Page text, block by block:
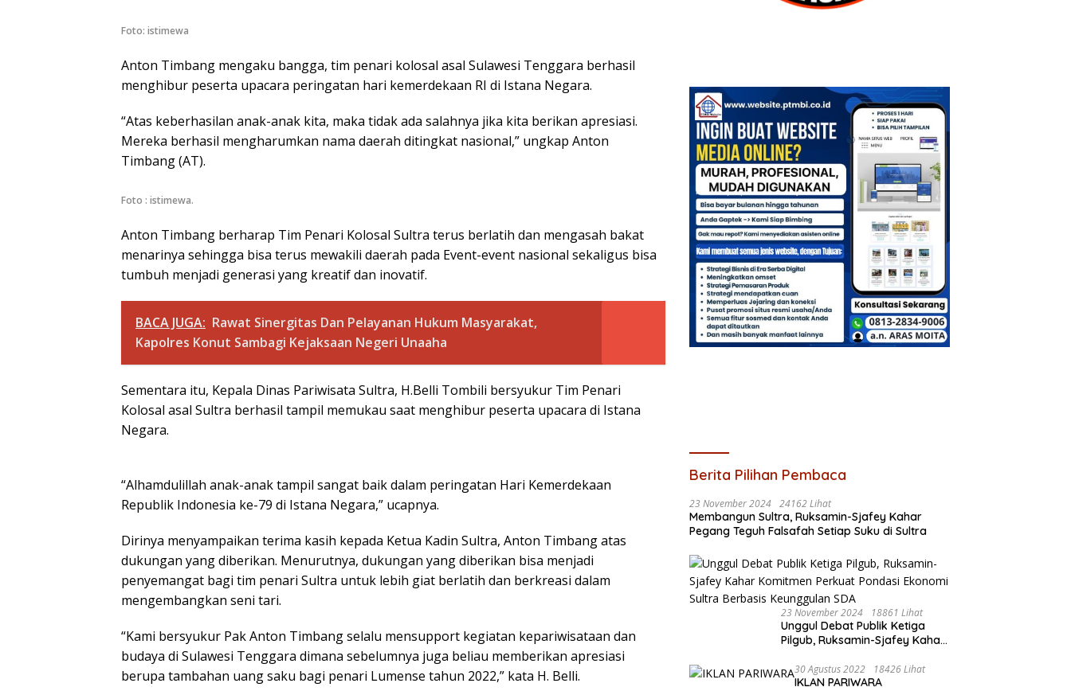
Foto: istimewa
Anton Timbang mengaku bangga, tim penari kolosal asal Sulawesi Tenggara berhasil
menghibur peserta upacara peringatan hari kemerdekaan RI di Istana Negara.
“Atas keberhasilan anak-anak kita, maka tidak ada salahnya jika kita berikan apresiasi.
Mereka berhasil mengharumkan nama daerah ditingkat nasional,” ungkap Anton
Timbang (AT).
Foto : istimewa.
Anton Timbang berharap Tim Penari Kolosal Sultra terus berlatih dan mengasah bakat
menarinya sehingga bisa terus mewakili daerah pada Event-event nasional sekaligus bisa
tumbuh menjadi generasi yang kreatif dan inovatif.
BACA JUGA: Rawat Sinergitas Dan Pelayanan Hukum Masyarakat,
Kapolres Konut Sambagi Kejaksaan Negeri Unaaha
Sementara itu, Kepala Dinas Pariwisata Sultra, H.Belli Tombili bersyukur Tim Penari
Kolosal asal Sultra berhasil tampil memukau saat menghibur peserta upacara di Istana
Negara.
“Alhamdulillah anak-anak tampil sangat baik dalam peringatan Hari Kemerdekaan
Republik Indonesia ke-79 di Istana Negara,” ucapnya.
Dirinya menyampaikan terima kasih kepada Ketua Kadin Sultra, Anton Timbang atas
dukungan yang diberikan. Menurutnya, dukungan yang diberikan bisa menjadi
penyemangat bagi tim penari Sultra untuk lebih giat berlatih dan berkreasi dalam
mengembangkan seni tari.
“Kami bersyukur Pak Anton Timbang selalu mensupport kegiatan kepariwisataan dan
budaya di Sulawesi Tenggara dimana sebelumnya juga beliau memberikan apresiasi
berupa tambahan uang saku bagi penari Lumense tahun 2022,” kata H. Belli.
Berita Pilihan Pembaca
23 November 2024 24162 Lihat
Membangun Sultra, Ruksamin-Sjafey Kahar
Pegang Teguh Falsafah Setiap Suku di Sultra
23 November 2024 18861 Lihat
Unggul Debat Publik Ketiga
Pilgub, Ruksamin-Sjafey Kahar
Ekonomi Sultra Berbasis
Keunggulan SDA
30 Agustus 2022 18426 Lihat
IKLAN PARIWARA